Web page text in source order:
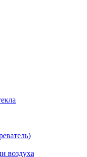
воздуха